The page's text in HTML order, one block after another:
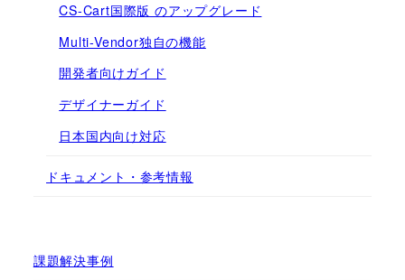
CS-Cart国際版 のアップグレード
Multi-Vendor独自の機能
開発者向けガイド
デザイナーガイド
日本国内向け対応
ドキュメント・参考情報
課題解決事例